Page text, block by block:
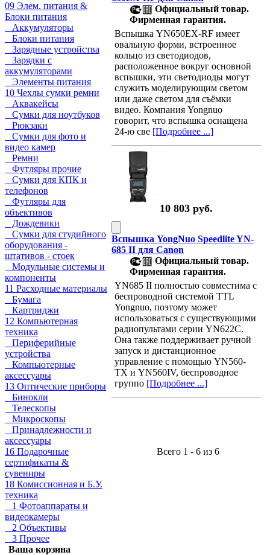
09 Элем. питания &
Блоки питания
Аккумуляторы
Блоки питания
Зарядные устройства
Зарядки с
аккумуляторами
Элементы питания
10 Чехлы сумки ремни
Аквакейсы
Сумки для ноутбуков
Рюкзаки
Сумки для фото и
видео камер
Ремни
Футляры прочие
Сумки для КПК и
телефонов
Футляры для
объективов
Дождевики
Сумки для студийного
оборудования -
штативов - стоек
Модульные системы и
компоненты
11 Расходные материалы
Бумага
Картриджи
12 Компьютерная
техника
Периферийные
устройства
Компьютерные
аксессуары
13 Оптические приборы
Бинокли
Телескопы
Микроскопы
Принадлежности и
аксессуары
16 Подарочные
сертификаты &
сувениры
18 Комиссионная и Б.У.
техника
1 Фотоаппараты и
видеокамеры
2 Объективы
3 Прочее
Ваша корзина
Официальный товар.
Фирменная гарантия.
Вспышка YN650EX-RF имеет
овальную форми, встроенное
кольцо из светодиодов,
расположенное вокруг основной
вспышки, эти светодиоды могут
служить моделирующим светом
или даже светом для съёмки
видео. Компания Yongnuo
говорит, что вспышка оснащена
24-ю све [Подробнее ...]
10 803 руб.
Вспышка YongNuo Speedlite YN-
685 II для Canon
Официальный товар.
Фирменная гарантия.
YN685 II полностью совместима с
беспроводной системой TTL
Yongnuo, поэтому может
использоваться с существующими
радиопультами серии YN622C.
Она также поддерживает ручной
запуск и дистанционное
управление с помощью YN560-
TX и YN560IV, беспроводное
группо [Подробнее ...]
Всего 1 - 6 из 6